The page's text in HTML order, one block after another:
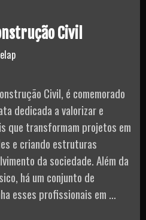
Civil
Civil, é comemorado
dedicada a valorizar e
que transformam projetos em
e criando estruturas
da sociedade. Além da
há um conjunto de
esses profissionais em …